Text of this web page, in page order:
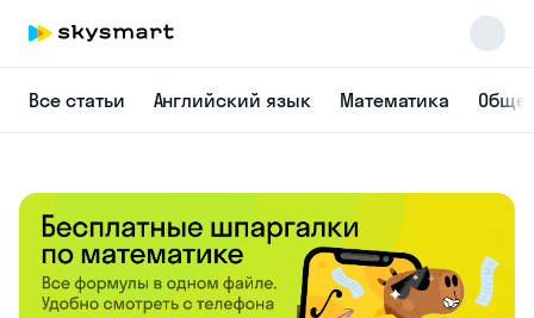
Все статьи Английский язык Математика
Skysmart Chat
online